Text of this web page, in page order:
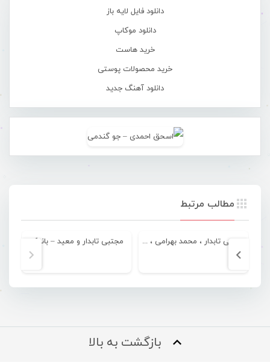
دانلود فایل لایه باز
دانلود موکاپ
خرید هاست
خرید محصولات پوستی
دانلود آهنگ جدید
مطالب مرتبط
مجتبی تابدار ، محمد بهرامی ، پویا پاسلار – هفته هرمزگان مجتبی تابدار و معید – بانمک
بازگشت به بالا